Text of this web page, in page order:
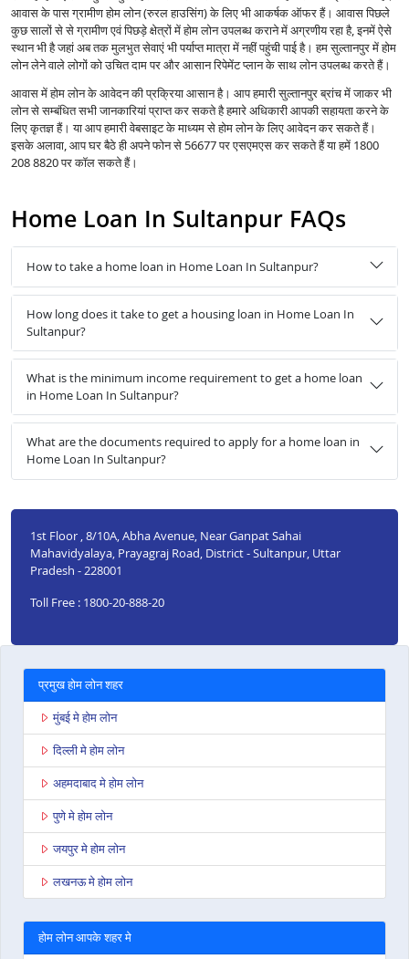
आवास के पास ग्रामीण होम लोन (रुरल हाउसिंग) के लिए भी आकर्षक ऑफर हैं। आवास पिछले
कुछ सालों से से ग्रामीण एवं पिछड़े क्षेत्रों में होम लोन उपलब्ध कराने में अग्रणीय रहा है, इनमें ऐसे
स्थान भी है जहां अब तक मुलभुत सेवाएं भी पर्याप्त मात्रा में नहीं पहुंची पाई है। हम सुल्तानपुर में होम
लोन लेने वाले लोगों को उचित दाम पर और आसान रिपेमेंट प्लान के साथ लोन उपलब्ध करते हैं।
आवास में होम लोन के आवेदन की प्रक्रिया आसान है। आप हमारी सुल्तानपुर ब्रांच में जाकर भी
लोन से सम्बंधित सभी जानकारियां प्राप्त कर सकते है हमारे अधिकारी आपकी सहायता करने के
लिए कृतज्ञ हैं। या आप हमारी वेबसाइट के माध्यम से होम लोन के लिए आवेदन कर सकते हैं।
इसके अलावा, आप घर बैठे ही अपने फोन से 56677 पर एसएमएस कर सकते हैं या हमें 1800
208 8820 पर कॉल सकते हैं।
Home Loan In Sultanpur FAQs
How to take a home loan in Home Loan In Sultanpur?
How long does it take to get a housing loan in Home Loan In
Sultanpur?
What is the minimum income requirement to get a home loan
in Home Loan In Sultanpur?
What are the documents required to apply for a home loan in
Home Loan In Sultanpur?
1st Floor , 8/10A, Abha Avenue, Near Ganpat Sahai
Mahavidyalaya, Prayagraj Road, District - Sultanpur, Uttar
Pradesh - 228001
Toll Free : 1800-20-888-20
प्रमुख होम लोन शहर
मुंबई मे होम लोन
दिल्ली मे होम लोन
अहमदाबाद मे होम लोन
पुणे मे होम लोन
जयपुर मे होम लोन
लखनऊ मे होम लोन
होम लोन आपके शहर मे